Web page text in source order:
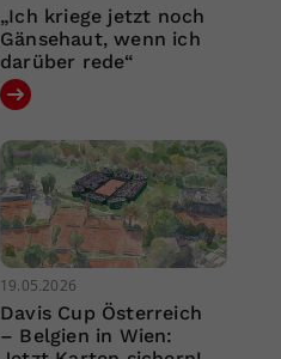
„Ich kriege jetzt noch
Gänsehaut, wenn ich
darüber rede“
19.05.2026
Davis Cup Österreich
– Belgien in Wien: